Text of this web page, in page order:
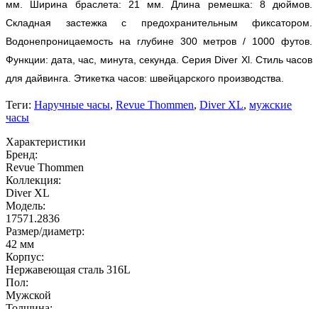
мм. Ширина браслета: 21 мм. Длина ремешка: 8 дюймов.
Складная застежка с предохранительным фиксатором.
Водонепроницаемость на глубине 300 метров / 1000 футов.
Функции: дата, час, минута, секунда. Серия Diver Xl. Стиль часов
для дайвинга. Этикетка часов: швейцарского производства.
Теги: Наручные часы, Revue Thommen, Diver XL, мужские
часы
Характеристики
Бренд:
Revue Thommen
Коллекция:
Diver XL
Модель:
17571.2836
Размер/диаметр:
42 мм
Корпус:
Нержавеющая сталь 316L
Пол:
Мужской